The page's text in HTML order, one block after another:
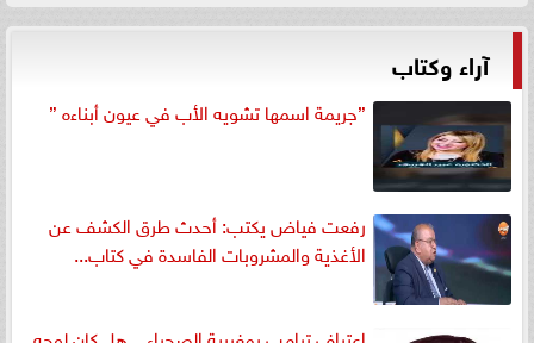
آراء وكتاب
”جريمة اسمها تشويه الأب في عيون أبناءه ”
رفعت فياض يكتب: أحدث طرق الكشف عن
الأغذية والمشروبات الفاسدة في كتاب...